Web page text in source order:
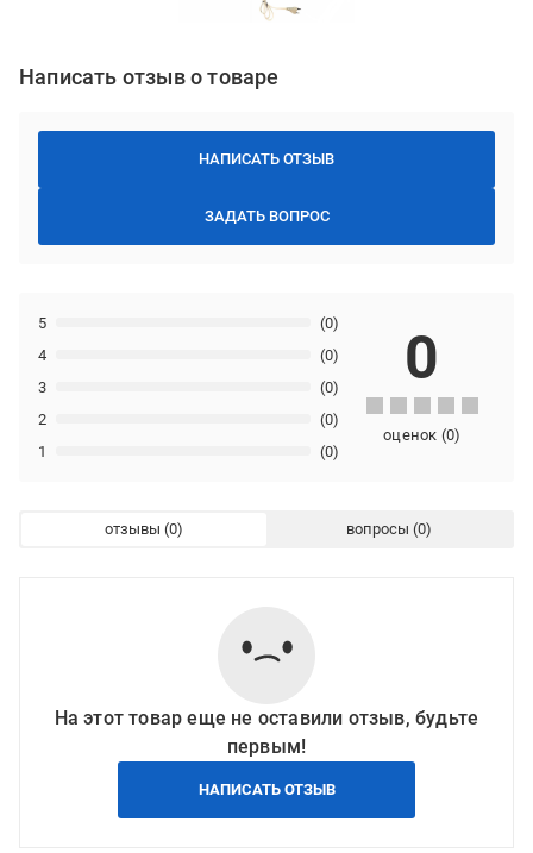
Написать отзыв о товаре
НАПИСАТЬ ОТЗЫВ
ЗАДАТЬ ВОПРОС
1 (0)
2 (0)
3 (0)
4 (0)
5 (0)
0
оценок (0)
отзывы вопросы
На этот товар еще не оставили отзыв, будьте
первым!
НАПИСАТЬ ОТЗЫВ